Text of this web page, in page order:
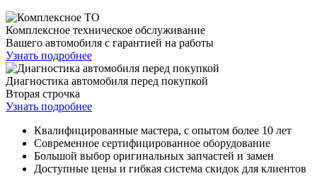
Комплексное техническое обслуживание
Вашего автомобиля с гарантией на работы
Узнать подробнее
Диагностика автомобиля перед покупкой
Вторая строчка
Узнать подробнее
Квалифицированные мастера, с опытом более 10 лет
Современное сертифицированное оборудование
Большой выбор оригинальных запчастей и замен
Доступные цены и гибкая система скидок для клиентов